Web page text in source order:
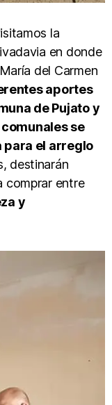
la
en donde
del Carmen
aportes
de Pujato y
se
para el arreglo
destinarán
comprar entre
y